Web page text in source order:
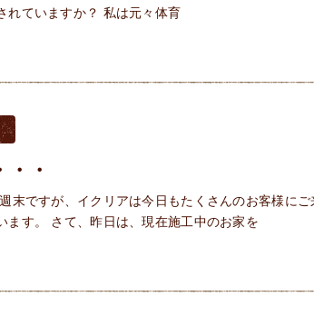
れていますか？ 私は元々体育
・
末ですが、イクリアは今日もたくさんのお客様にご
ます。 さて、昨日は、現在施工中のお家を